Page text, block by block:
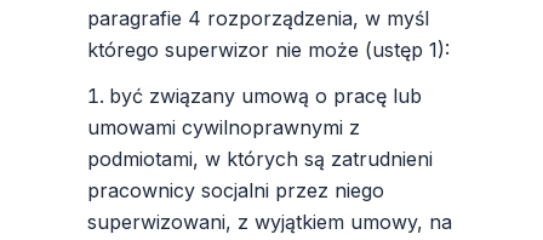
paragrafie 4 rozporządzenia, w myśl
którego superwizor nie może (ustęp 1):
być związany umową o pracę lub
umowami cywilnoprawnymi z
podmiotami, w których są zatrudnieni
pracownicy socjalni przez niego
superwizowani, z wyjątkiem umowy, na